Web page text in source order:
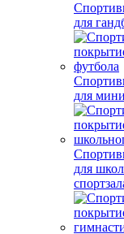
для
для
для